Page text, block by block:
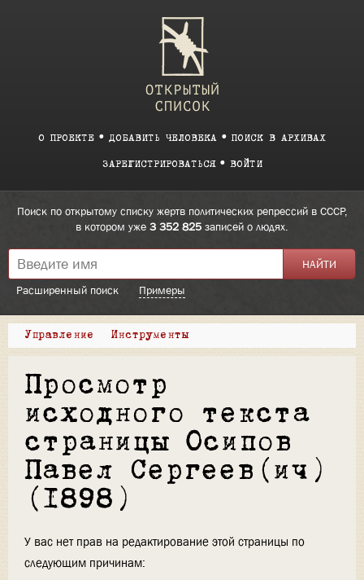
О ПРОЕКТЕ ДОБАВИТЬ ЧЕЛОВЕКА ПОИСК В АРХИВАХ
ЗАРЕГИСТРИРОВАТЬСЯ ВОЙТИ
Поиск по открытому списку жертв политических репрессий в СССР,
в котором уже 3 352 825 записей о людях.
Расширенный поиск Примеры
Управление Инструменты
Просмотр
исходного текста
страницы Осипов
Павел Сергеев(ич)
(1898)
У вас нет прав на редактирование этой страницы по
следующим причинам: